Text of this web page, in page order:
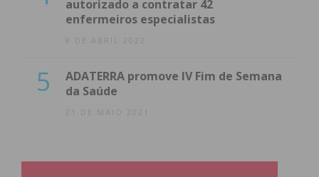
autorizado a contratar 42
enfermeiros especialistas
8 DE ABRIL 2022
5
ADATERRA promove IV Fim de Semana
da Saúde
21 DE MAIO 2021